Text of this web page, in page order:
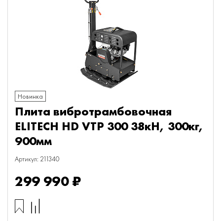
Новинка
Плита вибротрамбовочная
ELITECH HD VTP 300 38кН, 300кг,
900мм
Артикул: 211340
299 990 ₽